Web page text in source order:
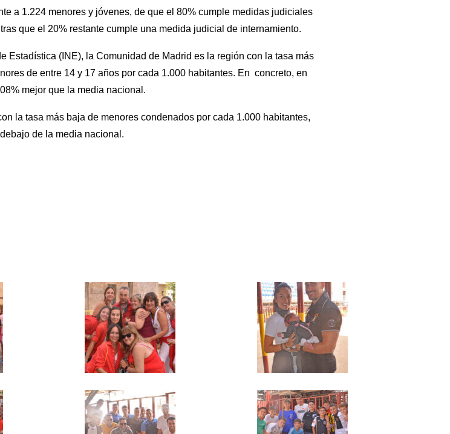
a 1.224 menores y jóvenes, de que el 80% cumple medidas judiciales
que el 20% restante cumple una medida judicial de internamiento.
Estadística (INE), la Comunidad de Madrid es la región con la tasa más
de entre 14 y 17 años por cada 1.000 habitantes. En concreto, en
mejor que la media nacional.
la tasa más baja de menores condenados por cada 1.000 habitantes,
de la media nacional.